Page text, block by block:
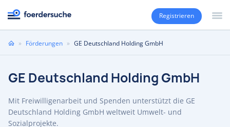
Registrieren
Sie» Förderungen » GE Deutschland Holding GmbH
GE Deutschland Holding GmbH
Mit Freiwilligenarbeit und Spenden unterstützt die GE
Deutschland Holding GmbH weltweit Umwelt- und
Sozialprojekte.